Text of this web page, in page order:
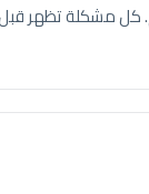
كل مشكلة تظهر